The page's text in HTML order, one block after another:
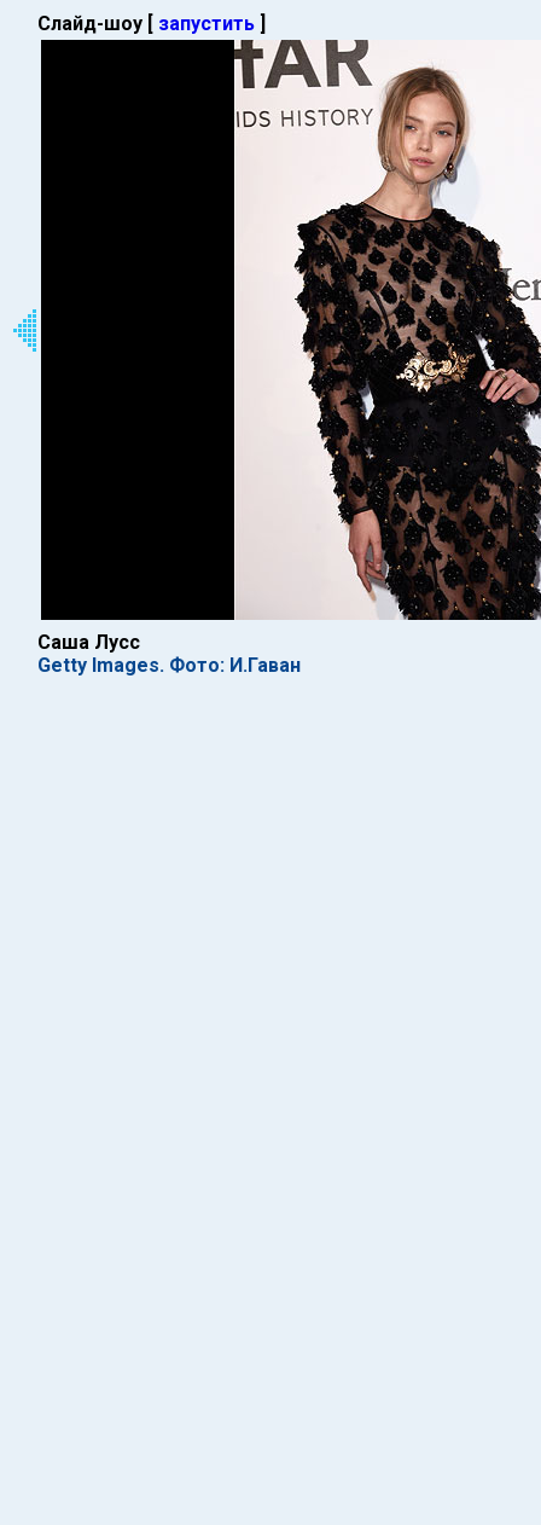
Слайд-шоу [ запустить ]
Саша Лусс
Getty Images. Фото: И.Гаван